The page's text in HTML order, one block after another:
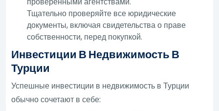
Тщательно проверяйте все юридические
документы, включая свидетельства о праве
собственности, перед покупкой.
Инвестиции В Недвижимость В
Турции
Успешные инвестиции в недвижимость в Турции
обычно сочетают в себе: